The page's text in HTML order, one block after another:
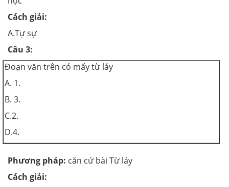
Cách giải:
A.Tự sự
Câu 3:
Đoạn văn trên có mấy từ láy
A. 1.
B. 3.
C.2.
D.4.
Phương pháp: căn cứ bài Từ láy
Cách giải: